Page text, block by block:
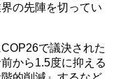
の先陣を切ってい
COP26で議決された
から1.5度に抑える